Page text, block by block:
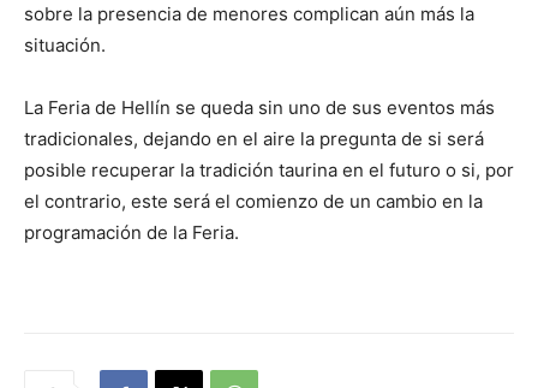
sobre la presencia de menores complican aún más la
situación.
La Feria de Hellín se queda sin uno de sus eventos más
tradicionales, dejando en el aire la pregunta de si será
posible recuperar la tradición taurina en el futuro o si, por
el contrario, este será el comienzo de un cambio en la
programación de la Feria.